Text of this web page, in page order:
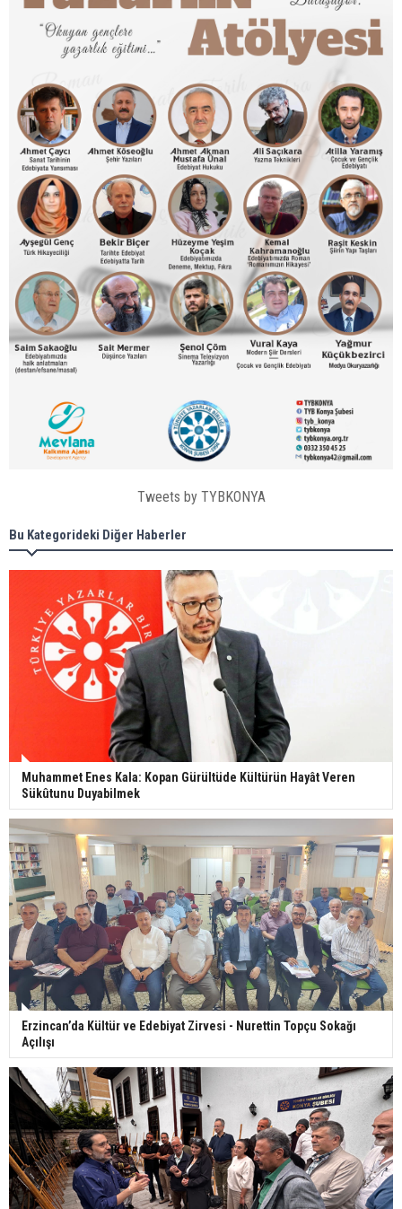
Tweets by TYBKONYA
Bu Kategorideki Diğer Haberler
Muhammet Enes Kala: Kopan Gürültüde Kültürün Hayât Veren
Sükûtunu Duyabilmek
Erzincan’da Kültür ve Edebiyat Zirvesi - Nurettin Topçu Sokağı
Açılışı